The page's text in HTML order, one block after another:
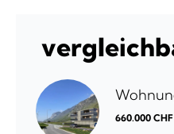
660.000 CHF